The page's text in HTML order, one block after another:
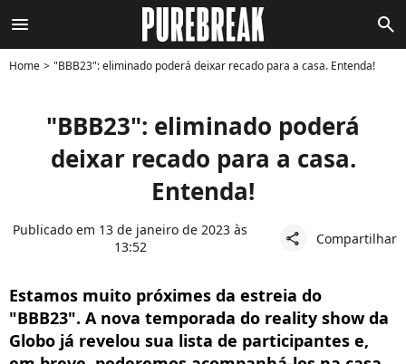
menu search
Home "BBB23": eliminado poderá deixar recado para a casa. Entenda!
"BBB23": eliminado poderá
deixar recado para a casa.
Entenda!
Publicado em 13 de janeiro de 2023 às
13:52
share Compartilhar
Estamos muito próximes da estreia do
"BBB23". A nova temporada do reality show da
Globo já revelou sua lista de participantes e,